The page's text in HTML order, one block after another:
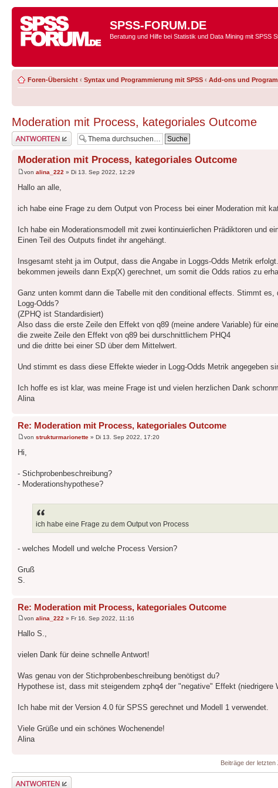
SPSS-FORUM.DE
Beratung und Hilfe bei Statistik und Data Mining mit SPSS
Foren-Übersicht ‹ Syntax und Programmierung mit SPSS ‹ Add-ons und
Moderation mit Process, kategoriales Outcome
Antwort erstellen
Moderation mit Process, kategoriales Outcome
von alina_222 » Di 13. Sep 2022, 12:29
Hallo an alle,
ich habe eine Frage zu dem Output von Process bei einer Moderation mit
Ich habe ein Moderationsmodell mit zwei kontinuierlichen Prädiktoren und
Einen Teil des Outputs findet ihr angehängt.
Insgesamt steht ja im Output, dass die Angabe in Loggs-Odds Metrik
bekommen jeweils dann Exp(X) gerechnet, um somit die Odds ratios zu
Ganz unten kommt dann die Tabelle mit den conditional effects. Stimmt
Logg-Odds?
(ZPHQ ist Standardisiert)
Also dass die erste Zeile den Effekt von q89 (meine andere Variable) für
die zweite Zeile den Effekt von q89 bei durschnittlichem PHQ4
und die dritte bei einer SD über dem Mittelwert.
Und stimmt es dass diese Effekte wieder in Logg-Odds Metrik angegeben
Ich hoffe es ist klar, was meine Frage ist und vielen herzlichen Dank
Alina
Re: Moderation mit Process, kategoriales Outcome
von strukturmarionette » Di 13. Sep 2022, 17:20
Hi,
- Stichprobenbeschreibung?
- Moderationshypothese?
ich habe eine Frage zu dem Output von Process
- welches Modell und welche Process Version?
Gruß
S.
Re: Moderation mit Process, kategoriales Outcome
von alina_222 » Fr 16. Sep 2022, 11:16
Hallo S.,
vielen Dank für deine schnelle Antwort!
Was genau von der Stichprobenbeschreibung benötigst du?
Hypothese ist, dass mit steigendem zphq4 der "negative" Effekt (niedrigere
Ich habe mit der Version 4.0 für SPSS gerechnet und Modell 1 verwendet.
Viele Grüße und ein schönes Wochenende!
Alina
Beiträge der letzten
Antwort erstellen